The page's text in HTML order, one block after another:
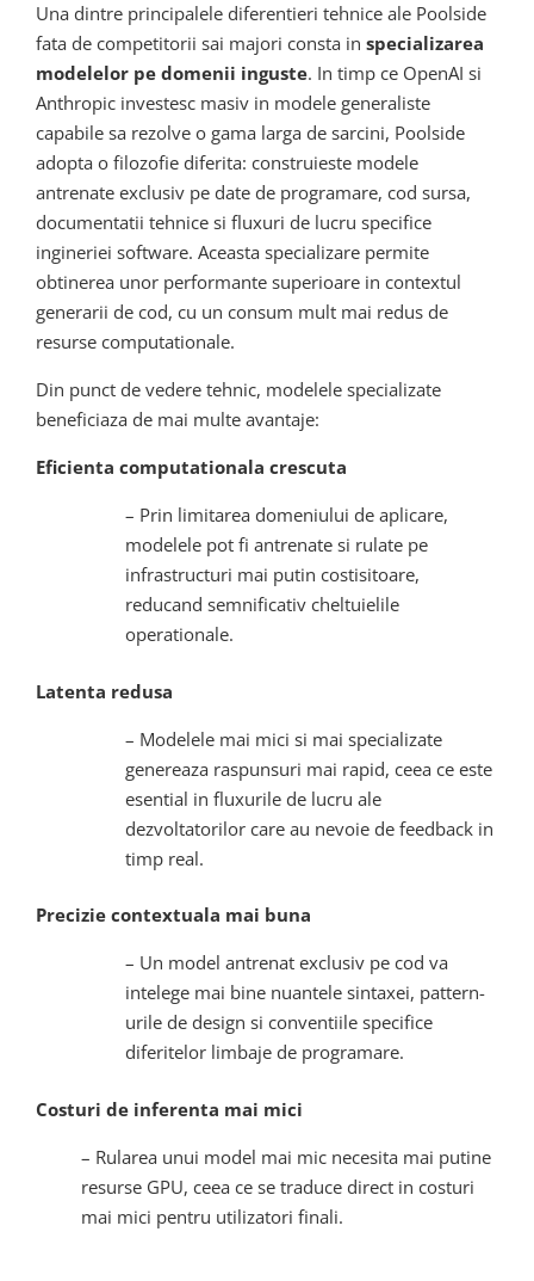
Una dintre principalele diferentieri tehnice ale Poolside
fata de competitorii sai majori consta in specializarea
modelelor pe domenii inguste. In timp ce OpenAI si
Anthropic investesc masiv in modele generaliste
capabile sa rezolve o gama larga de sarcini, Poolside
adopta o filozofie diferita: construieste modele
antrenate exclusiv pe date de programare, cod sursa,
documentatii tehnice si fluxuri de lucru specifice
ingineriei software. Aceasta specializare permite
obtinerea unor performante superioare in contextul
generarii de cod, cu un consum mult mai redus de
resurse computationale.
Din punct de vedere tehnic, modelele specializate
beneficiaza de mai multe avantaje:
Eficienta computationala crescuta
– Prin limitarea domeniului de aplicare,
modelele pot fi antrenate si rulate pe
infrastructuri mai putin costisitoare,
reducand semnificativ cheltuielile
operationale.
Latenta redusa
– Modelele mai mici si mai specializate
genereaza raspunsuri mai rapid, ceea ce este
esential in fluxurile de lucru ale
dezvoltatorilor care au nevoie de feedback in
timp real.
Precizie contextuala mai buna
– Un model antrenat exclusiv pe cod va
intelege mai bine nuantele sintaxei, pattern-
urile de design si conventiile specifice
diferitelor limbaje de programare.
Costuri de inferenta mai mici
– Rularea unui model mai mic necesita mai putine
resurse GPU, ceea ce se traduce direct in costuri
mai mici pentru utilizatori finali.